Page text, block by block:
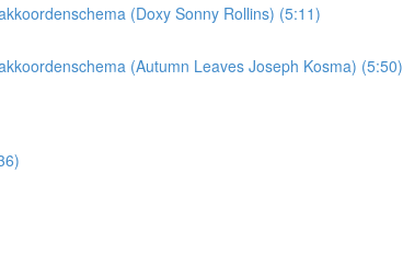
(Doxy Sonny Rollins) (5:11)
(Autumn Leaves Joseph Kosma) (5:50)